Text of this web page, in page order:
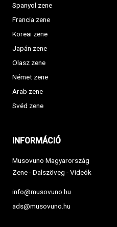
Spanyol zene
Francia zene
Koreai zene
Japán zene
Olasz zene
Német zene
Arab zene
Svéd zene
INFORMÁCIÓ
Musovuno Magyarország
Zene - Dalszöveg - Videók
info@musovuno.hu
ads@musovuno.hu